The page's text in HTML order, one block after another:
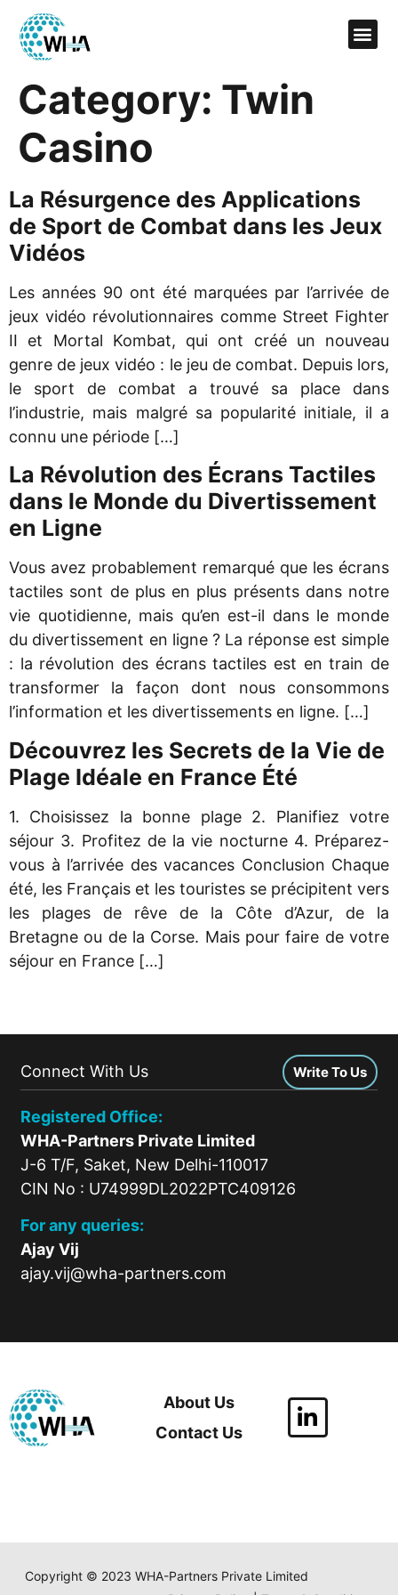
Category: Twin
Casino
La Résurgence des Applications
de Sport de Combat dans les Jeux
Vidéos
Les années 90 ont été marquées par l’arrivée de
jeux vidéo révolutionnaires comme Street Fighter
II et Mortal Kombat, qui ont créé un nouveau
genre de jeux vidéo : le jeu de combat. Depuis lors,
le sport de combat a trouvé sa place dans
l’industrie, mais malgré sa popularité initiale, il a
connu une période […]
La Révolution des Écrans Tactiles
dans le Monde du Divertissement
en Ligne
Vous avez probablement remarqué que les écrans
tactiles sont de plus en plus présents dans notre
vie quotidienne, mais qu’en est-il dans le monde
du divertissement en ligne ? La réponse est simple
: la révolution des écrans tactiles est en train de
transformer la façon dont nous consommons
l’information et les divertissements en ligne. […]
Découvrez les Secrets de la Vie de
Plage Idéale en France Été
1. Choisissez la bonne plage 2. Planifiez votre
séjour 3. Profitez de la vie nocturne 4. Préparez-
vous à l’arrivée des vacances Conclusion Chaque
été, les Français et les touristes se précipitent vers
les plages de rêve de la Côte d’Azur, de la
Bretagne ou de la Corse. Mais pour faire de votre
séjour en France […]
Connect With Us Write To Us
Registered Office:
WHA-Partners Private Limited
J-6 T/F, Saket, New Delhi-110017
CIN No : U74999DL2022PTC409126
For any queries:
Ajay Vij
ajay.vij@wha-partners.com
About Us
Contact Us
Copyright © 2023 WHA-Partners Private Limited